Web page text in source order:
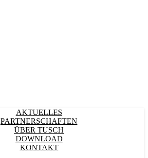
AKTUELLES
PARTNERSCHAFTEN
ÜBER TUSCH
DOWNLOAD
KONTAKT